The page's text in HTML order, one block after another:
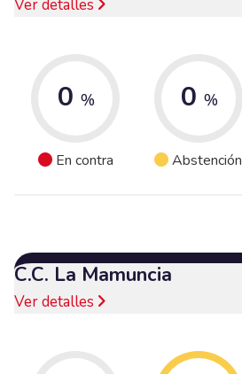
Ver detalles
0 %
En contra
0 %
Abstención
C.C. La Mamuncia
Ver detalles